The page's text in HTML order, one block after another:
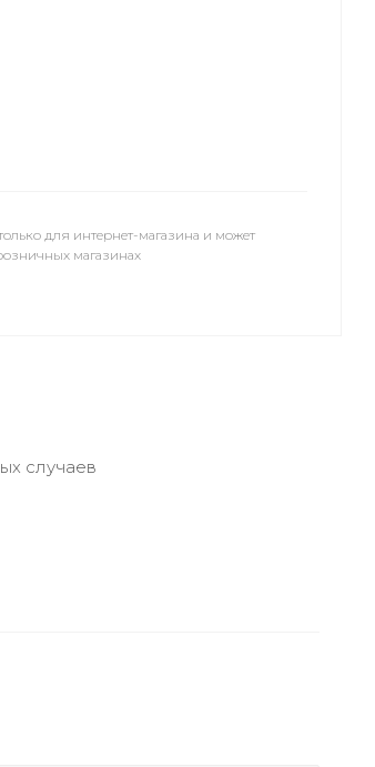
для интернет-магазина и может
магазинах
случаев